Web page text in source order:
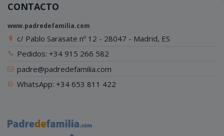
CONTACTO
www.padredefamilia.com
c/ Pablo Sarasate nº 12 - 28047 - Madrid, ES
Pedidos: +34 915 266 582
padre@padredefamilia.com
WhatsApp: +34 653 811 422